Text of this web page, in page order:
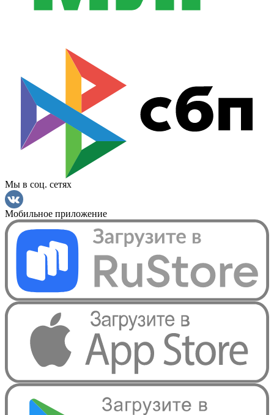
Мы в соц. сетях
Мобильное приложение